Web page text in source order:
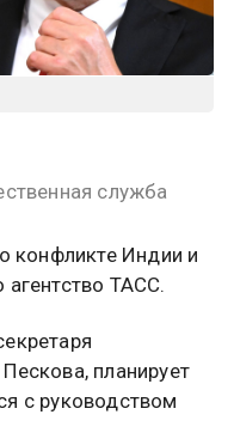
служба
конфликте Индии и
ТАСС.
планирует
с руководством